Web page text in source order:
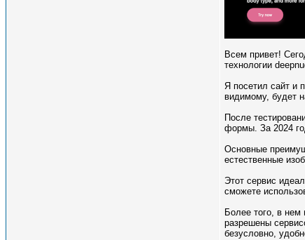
Всем привет!
технологии
Я посетил сайт и
видимому, будет
После
формы. За 2024
Основные
естественные
Этот сервис
сможете
Более того, в нем
разрешены
безусловно,